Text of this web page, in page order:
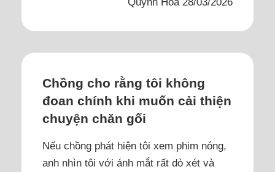
Chồng cho rằng tôi không
đoan chính khi muốn cải thiện
chuyện chăn gối
Nếu chồng phát hiện tôi xem phim nóng,
anh nhìn tôi với ánh mắt rất dò xét và